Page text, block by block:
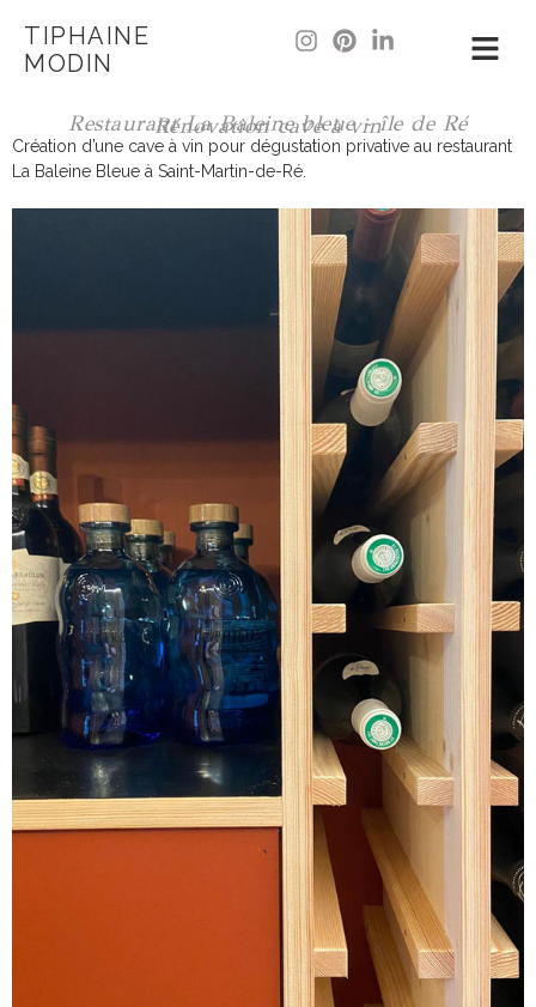
TIPHAINE
MODIN
Rénovation cave à vin
Restaurant La Baleine bleue - île de Ré
Création d’une cave à vin pour dégustation privative au restaurant
La Baleine Bleue à Saint-Martin-de-Ré.